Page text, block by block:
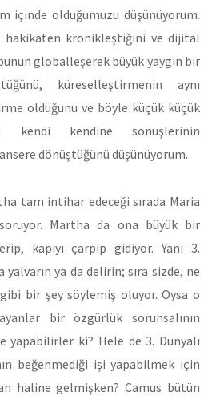
içinde olduğumuzu düşünüyorum.
kronikleştiğini ve dijital
globalleşerek büyük yaygın bir
küreselleştirmenin aynı
olduğunu ve böyle küçük küçük
kendi kendine sönüşlerinin
dönüştüğünü düşünüyorum.
tam intihar edeceği sırada Maria
Martha da ona büyük bir
kapıyı çarpıp gidiyor. Yani 3.
yalvarın ya da delirin; sıra sizde, ne
gibi bir şey söylemiş oluyor. Oysa o
bir özgürlük sorunsalının
yapabilirler ki? Hele de 3. Dünyalı
beğenmediği işi yapabilmek için
haline gelmişken? Camus bütün